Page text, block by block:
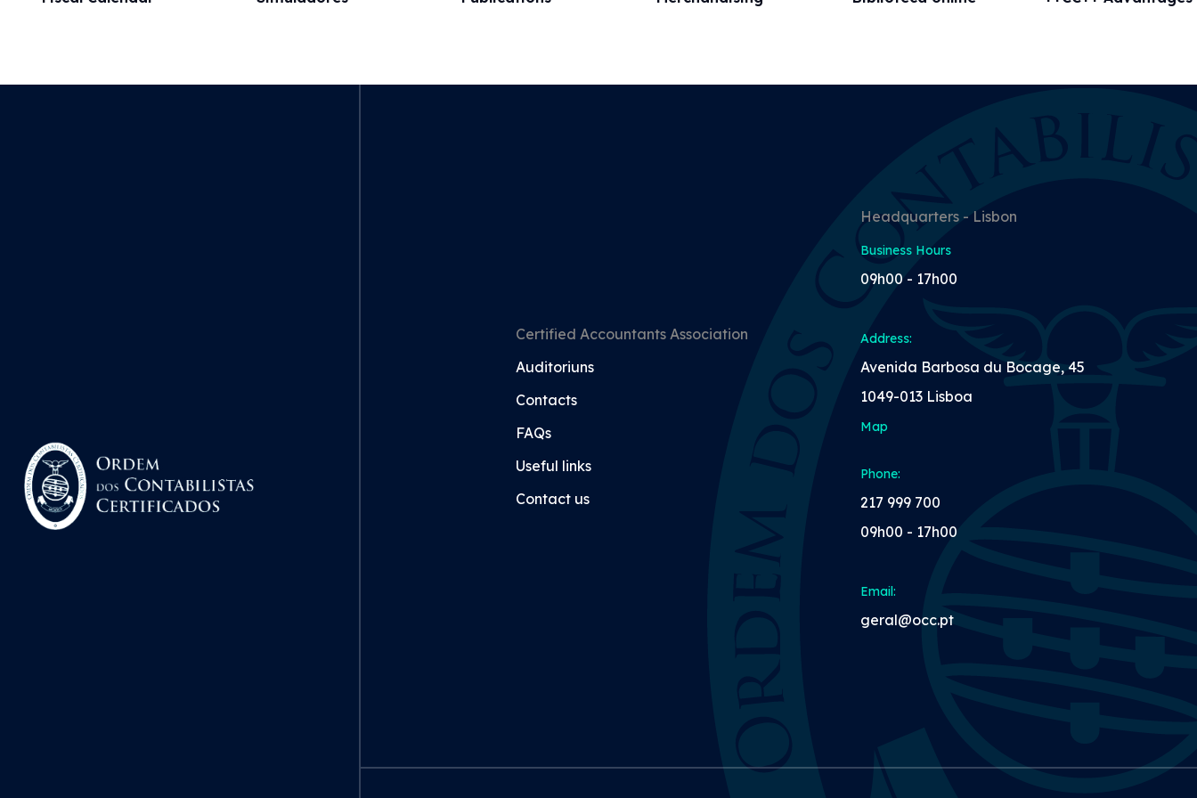
Certified Accountants Association
Auditoriuns
Contacts
FAQs
Useful links
Contact us
Headquarters - Lisbon
Business Hours
09h00 - 17h00
Address:
Avenida Barbosa du Bocage, 45
1049-013 Lisboa
Map
Phone:
217 999 700
09h00 - 17h00
Email:
geral@occ.pt